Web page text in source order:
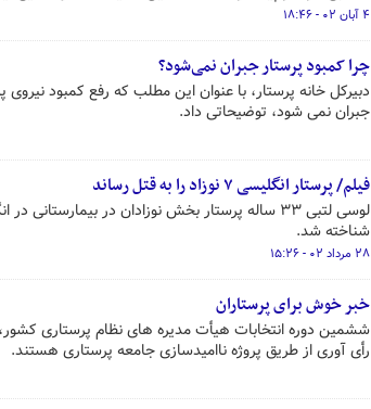
۴ آبان ۰۲ - ۱۸:۴۶
چرا کمبود پرستار جبران نمی‌شود؟
دبیرکل خانه پرستار، با عنوان این مطلب که رفع کمبود
جبران نمی شود، توضیحاتی داد.
فیلم/ پرستار انگلیسی ۷ نوزاد را به قتل رساند
شناخته شد.
۲۸ مرداد ۰۲ - ۱۵:۲۶
خبر خوش برای پرستاران
ششمین دوره انتخابات هیأت مدیره های نظام پرستاری
رأی آوری از طریق پروژه ناامیدسازی جامعه پرستاری هستند.